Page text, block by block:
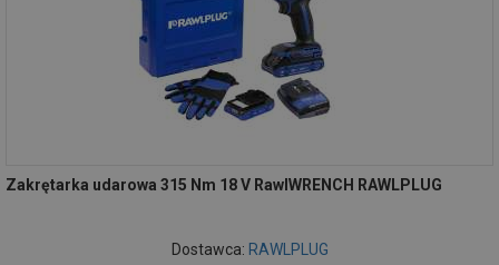
Zakrętarka udarowa 315 Nm 18 V RawlWRENCH RAWLPLUG
Dostawca: RAWLPLUG